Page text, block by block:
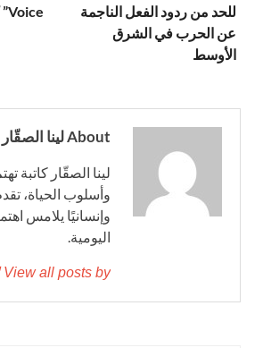
للحد من ردود الفعل الناجمة
عن الحرب في الشرق
الأوسط
Voice” كمدرب للموسم 30
About لينا الصقّار
لينا الصقّار كاتبة
وأسلوب الحياة،
وإنسانيًا يلامس
اليومية.
View all posts by لينا الصقّار →